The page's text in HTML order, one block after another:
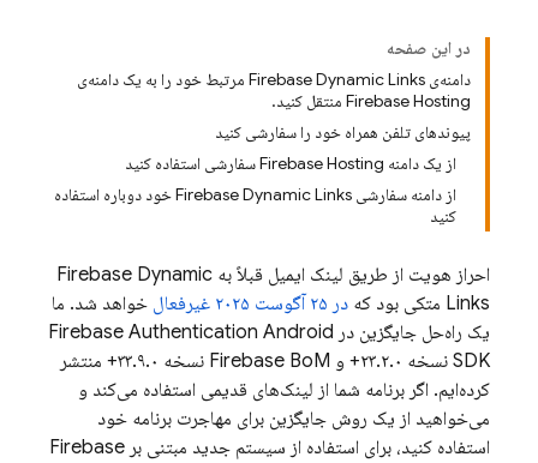
در این صفحه
دامنه‌ی Firebase Dynamic Links مرتبط خود را به یک دامنه‌ی
Firebase Hosting منتقل کنید.
پیوندهای تلفن همراه خود را سفارشی کنید
از یک دامنه Firebase Hosting سفارشی استفاده کنید
از دامنه سفارشی Firebase Dynamic Links خود دوباره استفاده
کنید
احراز هویت از طریق لینک ایمیل قبلاً به Firebase Dynamic
Links متکی بود که در ۲۵ آگوست ۲۰۲۵ غیرفعال
خواهد شد. ما
یک راه‌حل جایگزین در
Firebase Authentication Android
SDK نسخه ۲۳.۲.۰+ و
Firebase BoM
نسخه ۳۳.۹.۰+ منتشر
کرده‌ایم. اگر برنامه شما از لینک‌های قدیمی استفاده می‌کند و
می‌خواهید از یک روش جایگزین برای مهاجرت برنامه خود
استفاده کنید، برای استفاده از سیستم جدید مبتنی بر Firebase